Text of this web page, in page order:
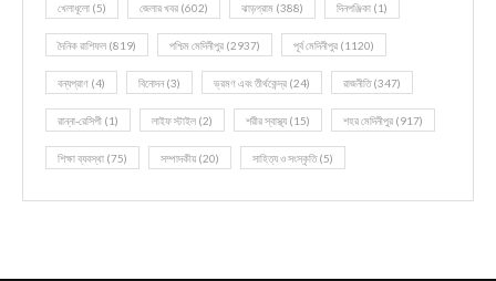
খেলাধূলো (5) জেলার খবর (602) ঝাড়গ্রাম (388) দিনপঞ্জিকা (1)
দৈনিক রাশিফল (819) পশ্চিম মেদিনীপুর (2937) পূর্ব মেদিনীপুর (1120)
বন্যপ্রাণ (4) বিনোদন(3) ভ্রমণ এবং তীর্থকেন্দ্র (24) রাজনীতি(347)
রান্না-রেসিপী (1) লাইফ স্টাইল (2) শরীর স্বাস্থ্য (15) শহর মেদিনীপুর (917)
শিক্ষা ব্যবস্থা (75) সম্পাদকীয় (20) সাহিত্য ও সংস্কৃতি(5)